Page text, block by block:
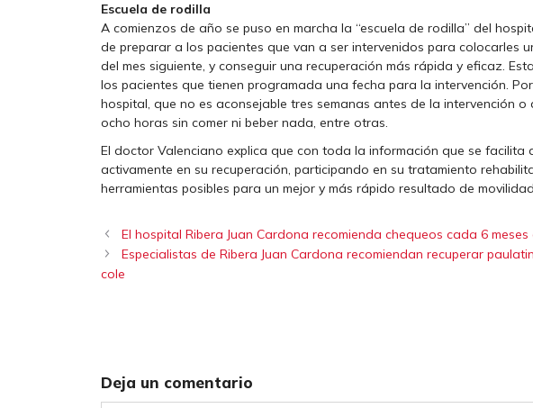
Escuela de rodilla
A comienzos de año se puso en marcha la “escuela de rodilla” del
de preparar a los pacientes que van a ser intervenidos para colocarles
del mes siguiente, y conseguir una recuperación más rápida y eficaz.
los pacientes que tienen programada una fecha para la intervención.
hospital, que no es aconsejable tres semanas antes de la intervención
ocho horas sin comer ni beber nada, entre otras.
El doctor Valenciano explica que con toda la información que se facilita
activamente en su recuperación, participando en su tratamiento
herramientas posibles para un mejor y más rápido resultado de
El hospital Ribera Juan Cardona recomienda chequeos cada 6
Especialistas de Ribera Juan Cardona recomiendan recuperar
cole
Deja un comentario